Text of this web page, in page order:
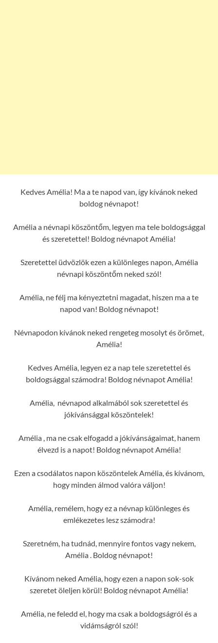
Kedves Amélia! Ma a te napod van, így kívánok neked
boldog névnapot!
Amélia a névnapi köszöntőm, legyen ma tele boldogsággal
és szeretettel! Boldog névnapot Amélia!
Szeretettel üdvözlök ezen a különleges napon, Amélia
névnapi köszöntőm neked szól!
Amélia, ne félj ma kényeztetni magadat, hiszen ma a te
napod van! Boldog névnapot!
Névnapodon kívánok neked rengeteg mosolyt és örömet,
Amélia!
Kedves Amélia, legyen ez a nap tele szeretettel és
boldogsággal számodra! Boldog névnapot Amélia!
Amélia, névnapod alkalmából sok szeretettel és
jókívánsággal köszöntelek!
Amélia , ma ne csak elfogadd a jókívánságaimat, hanem
élvezd is a napot! Boldog névnapot Amélia!
Ezen a csodálatos napon köszöntelek Amélia, és kívánom,
hogy minden álmod valóra váljon!
Amélia, remélem, hogy ez a névnap különleges és
emlékezetes lesz számodra!
Szeretném, ha tudnád, mennyire fontos vagy nekem,
Amélia . Boldog névnapot!
Kívánom neked Amélia, hogy ezen a napon sok-sok
szeretet öleljen körül! Boldog névnapot Amélia!
Amélia, ne feledd el, hogy ma csak a boldogságról és a
vidámságról szól!